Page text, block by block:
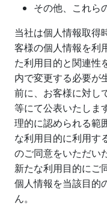
その他、これら
当社は個人情報取得
客様の個人情報を利
た利用目的と関連性
内で変更する必要が
前に、お客様に対し
等にて公表いたしま
理的に認められる範
な利用目的に利用す
のご同意をいただい
新たな利用目的にご
個人情報を当該目的
ん。